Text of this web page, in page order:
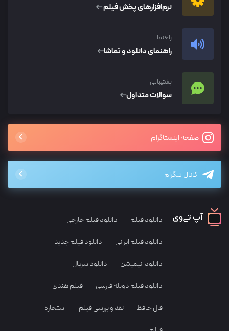
نرم‌افزار‌های پخش فیلم
راهنما
راهنمای دانلود و تماشا
پشتیبانی
سوالات متداول
صفحه اینستاگرام
کانال تلگرام
دانلود فیلم دانلود فیلم خارجی
دانلود فیلم ایرانی دانلود فیلم جدید
دانلود انیمیشن دانلود سریال
دانلود فیلم دوبله فارسی فیلم هندی
فال حافظ نقد و بررسی فیلم استخاره